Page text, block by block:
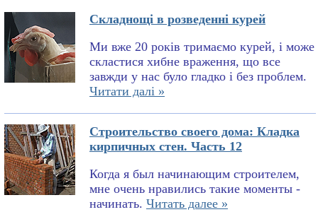
Складнощі в розведенні курей
Ми вже 20 років тримаємо курей, і може
скластися хибне враження, що все
завжди у нас було гладко і без проблем.
Читати далі »
Строительство своего дома: Кладка
кирпичных стен. Часть 12
Когда я был начинающим строителем,
мне очень нравились такие моменты -
начинать. Читать далее »